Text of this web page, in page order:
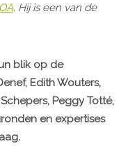
. Hij is een van de
blik op de
Edith Wouters,
Peggy Totté,
en expertises